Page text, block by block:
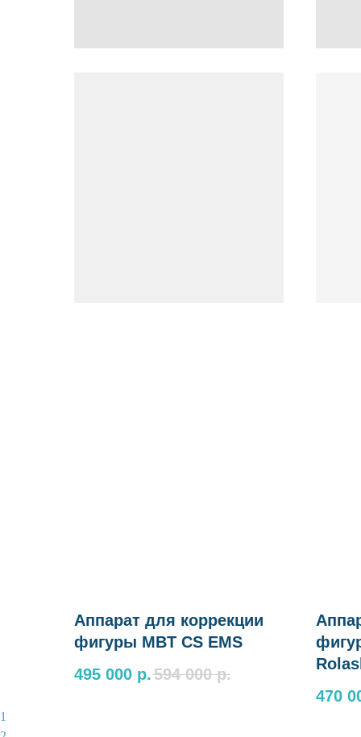
Аппарат для коррекции
фигуры MBT CS EMS
495 000 р.594 000 р.
470
1